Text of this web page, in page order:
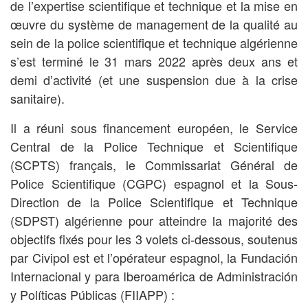
de l’expertise scientifique et technique et la mise en
œuvre du système de management de la qualité au
sein de la police scientifique et technique algérienne
s’est terminé le 31 mars 2022 après deux ans et
demi d’activité (et une suspension due à la crise
sanitaire).
Il a réuni sous financement européen, le Service
Central de la Police Technique et Scientifique
(SCPTS) français, le Commissariat Général de
Police Scientifique (CGPC) espagnol et la Sous-
Direction de la Police Scientifique et Technique
(SDPST) algérienne pour atteindre la majorité des
objectifs fixés pour les 3 volets ci-dessous, soutenus
par Civipol est et l’opérateur espagnol, la Fundación
Internacional y para Iberoamérica de Administración
y Políticas Públicas (FIIAPP) :